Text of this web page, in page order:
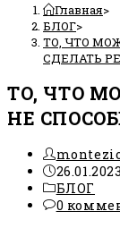
Главная>
БЛОГ>
ТО, ЧТО
СДЕЛАТЬ
ТО, ЧТО
НЕ
Автор
записи:
Запись
26.01.2023
Рубрика
записи:
БЛОГ
0